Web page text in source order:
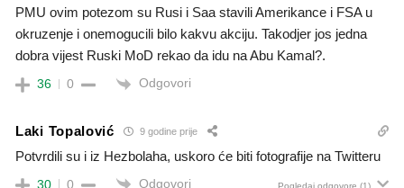
PMU ovim potezom su Rusi i Saa stavili Amerikance i FSA u
okruzenje i onemogucili bilo kakvu akciju. Takodjer jos jedna
dobra vijest Ruski MoD rekao da idu na Abu Kamal?.
36 0 Odgovori
Laki Topalović 9 godine prije
Potvrdili su i iz Hezbolaha, uskoro će biti fotografije na Twitteru
30 0 Odgovori Pogledaj odgovore (1)